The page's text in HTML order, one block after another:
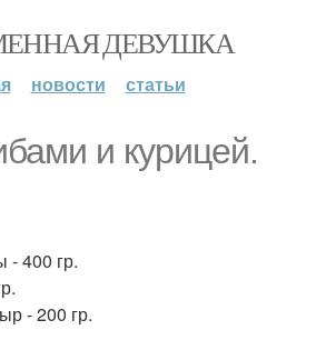
ДЕВУШКА
новости статьи
и курицей.
400 гр.
- 200 гр.